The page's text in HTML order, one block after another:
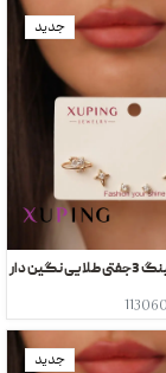
دار
جدید
جدید